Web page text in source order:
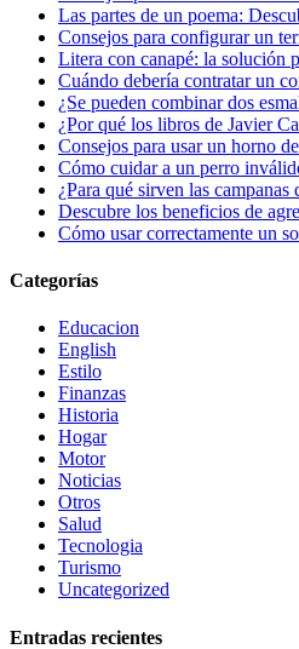
Las partes de un poema:
Consejos para configurar un
Litera con canapé: la solución
Cuándo debería contratar un
¿Se pueden combinar dos
¿Por qué los libros de Javier
Consejos para usar un horno
Cómo cuidar a un perro
¿Para qué sirven las campanas
Descubre los beneficios de
Cómo usar correctamente un
Categorías
Educacion
English
Estilo
Finanzas
Historia
Hogar
Motor
Noticias
Otros
Salud
Tecnologia
Turismo
Uncategorized
Entradas recientes